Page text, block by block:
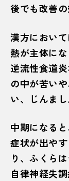
後でも改善の
漢方におい
熱が主体にな
逆流性食道
の中が苦い
い、じんま
中期になる
症状が出や
り、ふくら
自律神経失